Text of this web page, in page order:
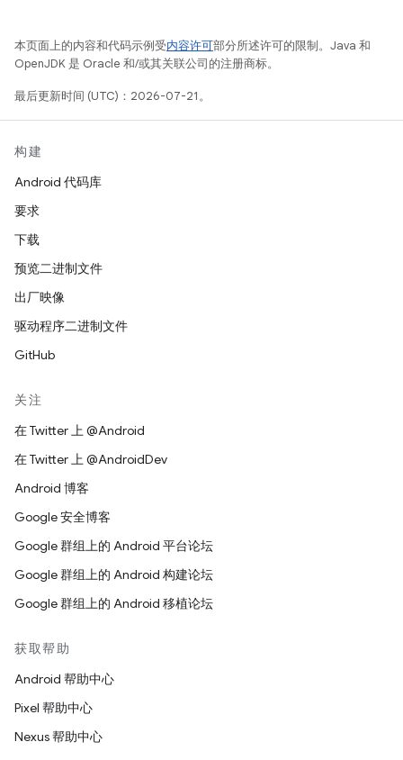
本页面上的内容和代码示例受内容许可部分所述许可的限制。Java 和
OpenJDK 是 Oracle 和/或其关联公司的注册商标。
最后更新时间 (UTC)：2026-07-21。
构建
Android 代码库
要求
下载
预览二进制文件
出厂映像
驱动程序二进制文件
GitHub
关注
在 Twitter 上 @Android
在 Twitter 上 @AndroidDev
Android 博客
Google 安全博客
Google 群组上的 Android 平台论坛
Google 群组上的 Android 构建论坛
Google 群组上的 Android 移植论坛
获取帮助
Android 帮助中心
Pixel 帮助中心
Nexus 帮助中心